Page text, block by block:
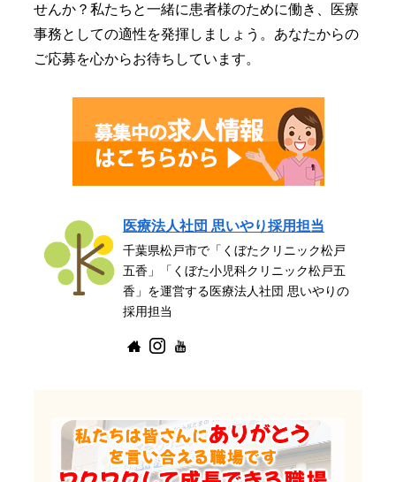
せんか？私たちと一緒に患者様のために働き、医療
事務としての適性を発揮しましょう。あなたからの
ご応募を心からお待ちしています。
医療法人社団 思いやり採用担当
千葉県松戸市で「くぼたクリニック松戸
五香」「くぼた小児科クリニック松戸五
香」を運営する医療法人社団 思いやりの
採用担当